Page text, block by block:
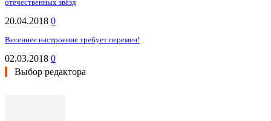
отечественных звёзд
20.04.2018 0
Весеннее настроение требует перемен!
02.03.2018 0
Выбор редактора